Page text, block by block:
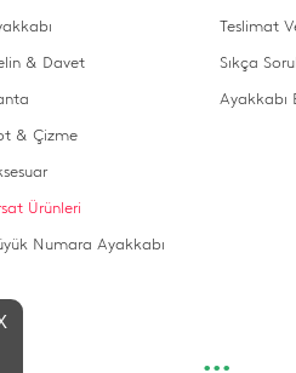
& Davet
& Çizme
Ürünleri
Numara Ayakkabı
Teslimat
Sıkça
Ayakkabı
•••